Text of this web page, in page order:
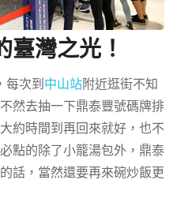
臺灣之光！
每次到中山站附近逛街不知
然去抽一下鼎泰豐號碼牌排
約時間到再回來就好，也不
點的除了小籠湯包外，鼎泰
話，當然還要再來碗炒飯更